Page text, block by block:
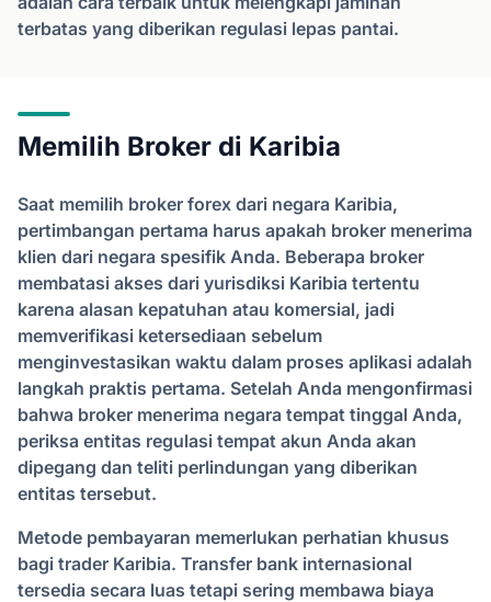
terbatas yang diberikan regulasi lepas pantai.
Memilih Broker di Karibia
Saat memilih broker forex dari negara Karibia,
pertimbangan pertama harus apakah broker menerima
klien dari negara spesifik Anda. Beberapa broker
membatasi akses dari yurisdiksi Karibia tertentu
karena alasan kepatuhan atau komersial, jadi
memverifikasi ketersediaan sebelum
menginvestasikan waktu dalam proses aplikasi adalah
langkah praktis pertama. Setelah Anda mengonfirmasi
bahwa broker menerima negara tempat tinggal Anda,
periksa entitas regulasi tempat akun Anda akan
dipegang dan teliti perlindungan yang diberikan
entitas tersebut.
Metode pembayaran memerlukan perhatian khusus
bagi trader Karibia. Transfer bank internasional
tersedia secara luas tetapi sering membawa biaya